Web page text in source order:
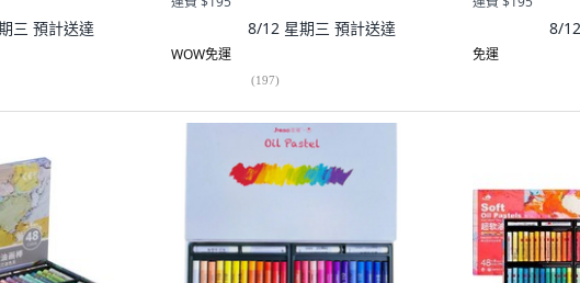
三 預計送達 8/12 星期三 預計送達
WOW免運
(197)
8/
免運